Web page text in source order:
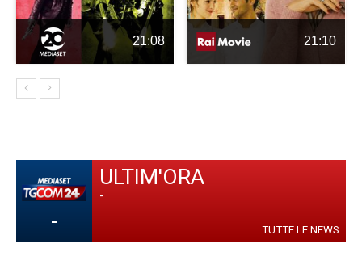
21:08 21:10
-
ULTIM'ORA
-
TUTTE LE NEWS